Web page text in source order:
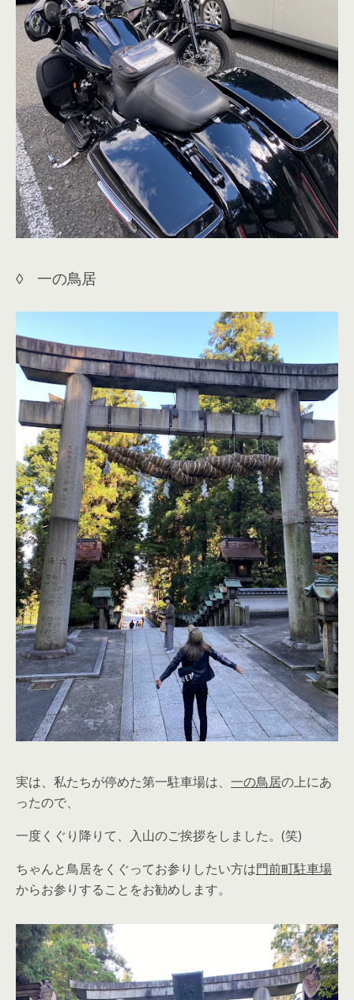
◊ 一の鳥居
実は、私たちが停めた第一駐車場は、 一の鳥居の上にあ
ったので、
一度くぐり降りて、入山のご挨拶をしました。(笑)
ちゃんと鳥居をくぐってお参りしたい方は門前町駐車場
からお参りすることをお勧めします。